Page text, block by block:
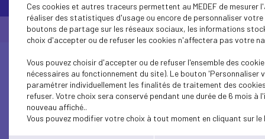
© Medef Pays de la Loire 2026 -Mentions légales
Ces cookies et autres traceurs permettent au MEDEF de mesurer
réaliser des statistiques d'usage ou encore de personnaliser
boutons de partage sur les réseaux sociaux, les informations
choix d'accepter ou de refuser les cookies n'affectera pas votre
Vous pouvez choisir d'accepter ou de refuser l'ensemble des
nécessaires au fonctionnement du site). Le bouton 'Personnaliser
paramétrer individuellement les finalités de traitement des
refuser. Votre choix sera conservé pendant une durée de 6 mois à
nouveau affiché..
Vous pouvez modifier votre choix à tout moment en cliquant sur le